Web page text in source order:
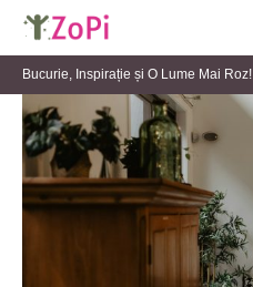
Bucurie, Inspirație și O Lume Mai Roz!